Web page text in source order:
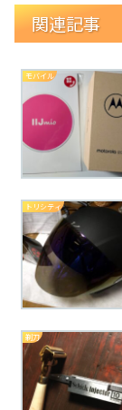
関連記事
モバイル
トリシティ
剃刀